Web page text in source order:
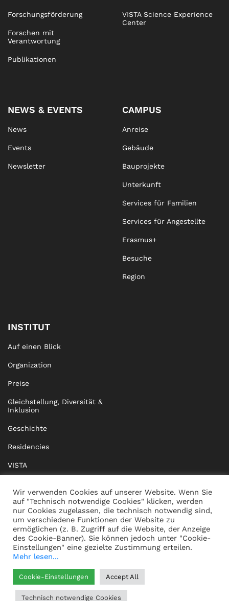
Forschungsförderung
Forschen mit
Verantwortung
Publikationen
VISTA Science Experience
Center
NEWS & EVENTS
News
Events
Newsletter
CAMPUS
Anreise
Gebäude
Bauprojekte
Unterkunft
Services für Familien
Services für Angestellte
Erasmus+
Besuche
Region
INSTITUT
Auf einen Blick
Organization
Preise
Gleichstellung, Diversität &
Inklusion
Geschichte
Residencies
VISTA
BRIDGE Network
Dokumente
KONTAKT
WHISTLEBLOWING
IMPRESSUM
DATENSCHUTZ
Wir verwenden Cookies auf unserer Website. Wenn Sie
auf "Technisch notwendige Cookies" klicken, werden
nur Cookies zugelassen, die technisch notwendig sind,
um verschiedene Funktionen der Website zu
ermöglichen (z. B. Zugriff auf die Website, der Anzeige
des Cookie-Banner). Sie können jedoch unter "Cookie-
Einstellungen" eine gezielte Zustimmung erteilen.
Mehr lesen...
Cookie-Einstellungen Accept All
Technisch notwendige Cookies